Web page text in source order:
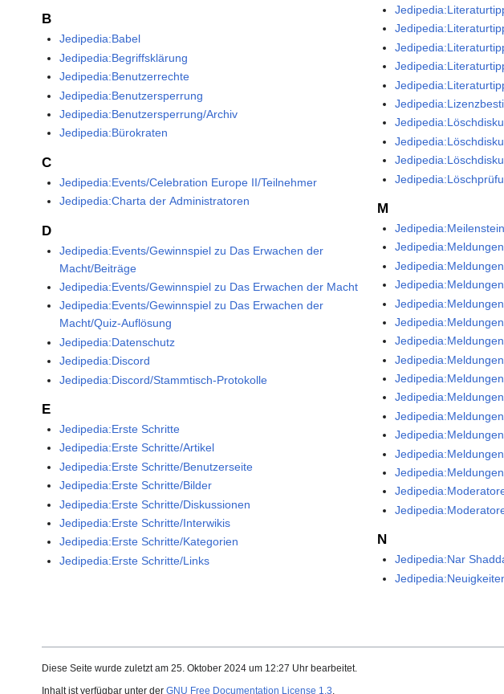
B
Jedipedia:Babel
Jedipedia:Begriffsklärung
Jedipedia:Benutzerrechte
Jedipedia:Benutzersperrung
Jedipedia:Benutzersperrung/Archiv
Jedipedia:Bürokraten
C
Jedipedia:Events/Celebration Europe II/Teilnehmer
Jedipedia:Charta der Administratoren
D
Jedipedia:Events/Gewinnspiel zu Das Erwachen der
Macht/Beiträge
Jedipedia:Events/Gewinnspiel zu Das Erwachen der Macht
Jedipedia:Events/Gewinnspiel zu Das Erwachen der
Macht/Quiz-Auflösung
Jedipedia:Datenschutz
Jedipedia:Discord
Jedipedia:Discord/Stammtisch-Protokolle
E
Jedipedia:Erste Schritte
Jedipedia:Erste Schritte/Artikel
Jedipedia:Erste Schritte/Benutzerseite
Jedipedia:Erste Schritte/Bilder
Jedipedia:Erste Schritte/Diskussionen
Jedipedia:Erste Schritte/Interwikis
Jedipedia:Erste Schritte/Kategorien
Jedipedia:Erste Schritte/Links
M
Jedipedia:Meldungen
N
Jedipedia:Nar
Diese Seite wurde zuletzt am 25. Oktober 2024 um 12:27 Uhr bearbeitet.
Inhalt ist verfügbar unter der GNU Free Documentation License 1.3